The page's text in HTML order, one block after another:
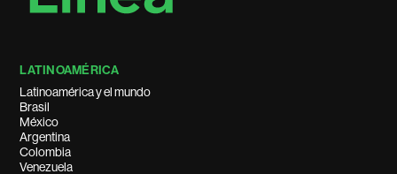
LATINOAMÉRICA
Latinoamérica y el mundo
Brasil
México
Argentina
Colombia
Venezuela